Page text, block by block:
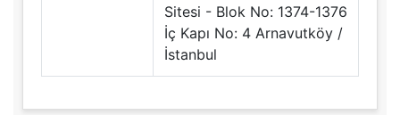
Sitesi - Blok No: 1374-1376
İç Kapı No: 4 Arnavutköy /
İstanbul